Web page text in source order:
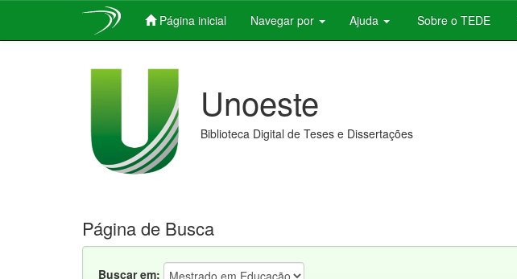
Página inicial Navegar por Ajuda Sobre o TEDE
Unoeste
Biblioteca Digital de Teses e Dissertações
Página de Busca
Buscar em: